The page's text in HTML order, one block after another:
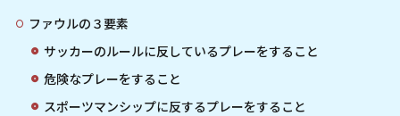
ファウルの３要素
サッカーのルールに反しているプレーをすること
危険なプレーをすること
スポーツマンシップに反するプレーをすること